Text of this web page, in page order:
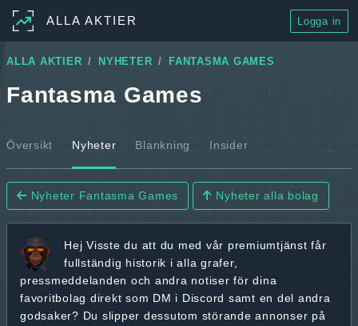
ALLA AKTIER Logga in
ALLA AKTIER NYHETER FANTASMA GAMES
Fantasma Games
Översikt Nyheter Blankning Insider
Nyheter Fantasma Games Nyheter alla bolag
Hej Visste du att du med vår premiumtjänst får
fullständig historik i alla grafer,
pressmeddelanden och andra notiser för dina
favoritbolag direkt som DM i Discord samt en del andra
godsaker? Du slipper dessutom störande annonser på